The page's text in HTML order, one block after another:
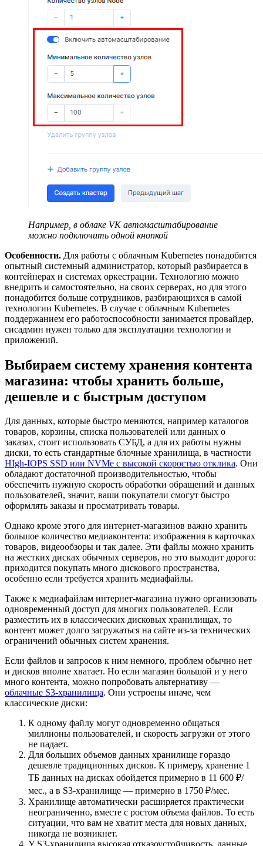
Например, в облаке VK автомасштабирование
можно подключить одной кнопкой
Особенности. Для работы с облачным Kubernetes понадобится
опытный системный администратор, который разбирается в
контейнерах и системах оркестрации. Технологию можно
внедрить и самостоятельно, на своих серверах, но для этого
понадобится больше сотрудников, разбирающихся в самой
технологии Kubernetes. В случае с облачным Kubernetes
поддержанием его работоспособности занимается провайдер,
сисадмин нужен только для эксплуатации технологии и
приложений.
Выбираем систему хранения контента
магазина: чтобы хранить больше,
дешевле и с быстрым доступом
Для данных, которые быстро меняются, например каталогов
товаров, корзины, списка пользователей или данных о
заказах, стоит использовать СУБД, а для их работы нужны
диски, то есть стандартные блочные хранилища, в частности
HIgh-IOPS SSD или NVMe с высокой скоростью отклика. Они
обладают достаточной производительностью, чтобы
обеспечить нужную скорость обработки обращений и данных
пользователей, значит, ваши покупатели смогут быстро
оформлять заказы и просматривать товары.
Однако кроме этого для интернет-магазинов важно хранить
большое количество медиаконтента: изображения в карточках
товаров, видеообзоры и так далее. Эти файлы можно хранить
на жестких дисках обычных серверов, но это выходит дорого:
приходится покупать много дискового пространства,
особенно если требуется хранить медиафайлы.
Также к медиафайлам интернет-магазина нужно организовать
одновременный доступ для многих пользователей. Если
разместить их в классических дисковых хранилищах, то
контент может долго загружаться на сайте из-за технических
ограничений обычных систем хранения.
Если файлов и запросов к ним немного, проблем обычно нет
и дисков вполне хватает. Но если магазин большой и у него
много контента, можно попробовать альтернативу —
облачные S3-хранилища. Они устроены иначе, чем
классические диски:
К одному файлу могут одновременно общаться
миллионы пользователей, и скорость загрузки от этого
не падает.
Для больших объемов данных хранилище гораздо
дешевле традиционных дисков. К примеру, хранение 1
ТБ данных на дисках обойдется примерно в 11 600 ₽/
мес., а в S3-хранилище — примерно в 1750 ₽/мес.
Хранилище автоматически расширяется практически
неограниченно, вместе с ростом объема файлов. То есть
ситуации, что вам не хватит места для новых данных,
никогда не возникнет.